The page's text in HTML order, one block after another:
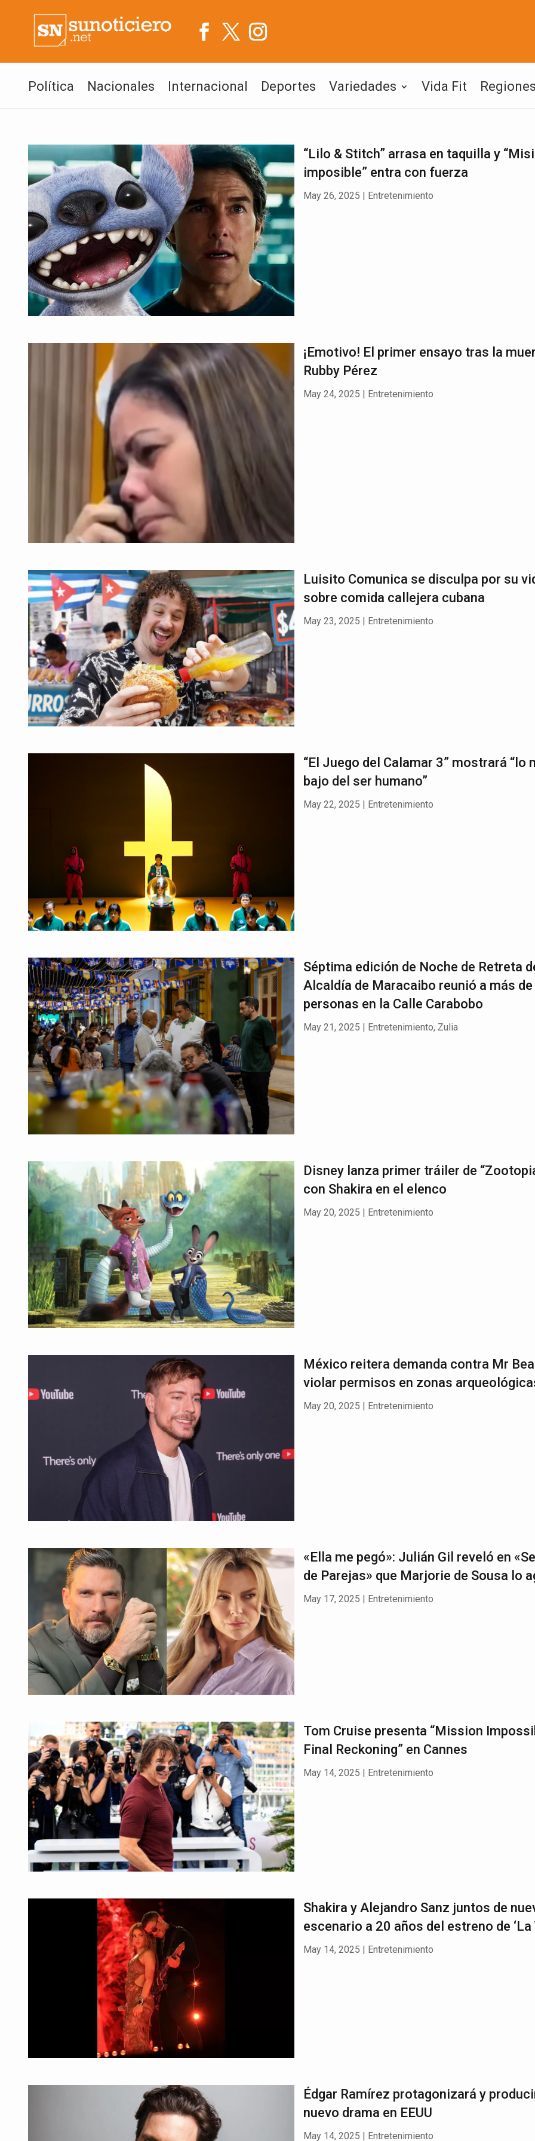
Política Nacionales Internacional Deportes Variedades Vida Fit
“Lilo & Stitch” arrasa en taquilla y
imposible” entra con fuerza
May 26, 2025 | Entretenimiento
¡Emotivo! El primer ensayo tras la
Rubby Pérez
May 24, 2025 Entretenimiento
Luisito Comunica se disculpa por su
sobre comida callejera cubana
May 23, 2025 | Entretenimiento
“El Juego del Calamar 3” mostrará “lo
bajo del ser humano”
May 22, 2025 | Entretenimiento
Séptima edición de Noche de Retreta
Alcaldía de Maracaibo reunió a más
personas en la Calle Carabobo
May 21, 2025 | Entretenimiento, Zulia
Disney lanza primer tráiler de
con Shakira en el elenco
May 20, 2025 Entretenimiento
México reitera demanda contra Mr
violar permisos en zonas
May 20, 2025 | Entretenimiento
«Ella me pegó»: Julián Gil reveló en
de Parejas» que Marjorie de Sousa lo
May 17, 2025 Entretenimiento
Tom Cruise presenta “Mission
Final Reckoning” en Cannes
May 14, 2025 Entretenimiento
Shakira y Alejandro Sanz juntos de
escenario a 20 años del estreno de ‘La
May 14, 2025 | Entretenimiento
Édgar Ramírez protagonizará y
nuevo drama en EEUU
May 14, 2025 Entretenimiento